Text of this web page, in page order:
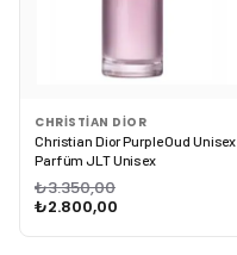
CHRISTIAN DIOR
Christian Dior Purple Oud Unisex
Parfüm JLT Unisex
₺3.350,00
₺2.800,00